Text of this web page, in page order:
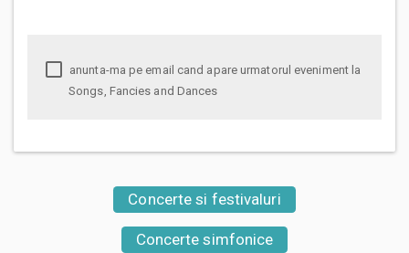
Songs, Fancies and Dances
Concerte si festivaluri
Concerte simfonice